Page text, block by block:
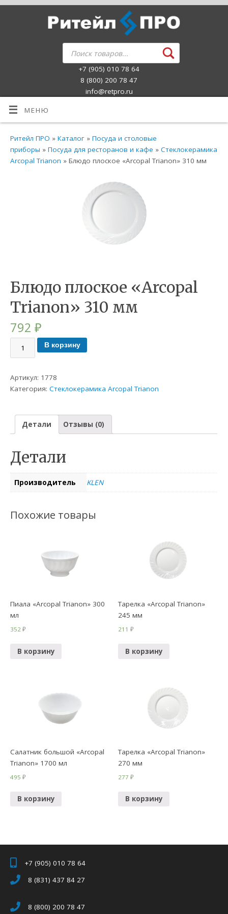
+7 (905) 010 78 64
8 (800) 200 78 47
info@retpro.ru
МЕНЮ
Ритейл ПРО »Каталог »Посуда и столовые
приборы »Посуда для ресторанов и кафе »Стеклокерамика
Arcopal Trianon » Блюдо плоское «Arcopal Trianon» 310 мм
Блюдо плоское «Arcopal
Trianon» 310 мм
792₽
В корзину
Артикул: 1778
Категория:Стеклокерамика Arcopal Trianon
Детали Отзывы (0)
Детали
Производитель KLEN
Похожие товары
Пиала «Arcopal Trianon» 300
мл
352₽
В корзину
Тарелка «Arcopal Trianon»
245 мм
211₽
В корзину
Салатник большой «Arcopal
Trianon» 1700 мл
495₽
В корзину
Тарелка «Arcopal Trianon»
270 мм
277₽
В корзину
+7 (905) 010 78 64
8 (831) 437 84 27
8 (800) 200 78 47